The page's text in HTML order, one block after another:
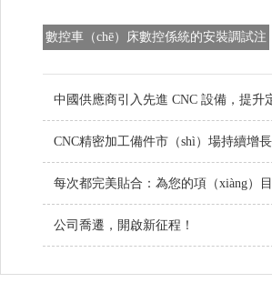
數控車（chē）床數控係統的安裝調試注
公司喬遷，開啟新征程！